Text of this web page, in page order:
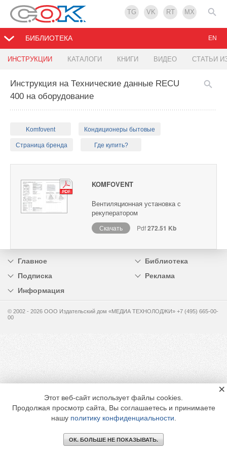
TG VK RT MX
БИБЛИОТЕКА
ИНСТРУКЦИИ КАТАЛОГИ КНИГИ ВИДЕО СТАТЬИ
EN
Инструкция на Технические данные RECU
400 на оборудование
Komfovent Кондиционеры бытовые
Страница бренда Где купить?
KOMFOVENT
Вентиляционная установка с
рекуператором
Скачать Pdf272.51 Kb
Главное
Библиотека
Подписка
Реклама
Информация
© 2002 - 2026 OOO Издательский дом «МЕДИА ТЕХНОЛОДЖИ» +7 (495) 665-00-
00
Этот веб-сайт использует файлы cookies.
Продолжая просмотр сайта, Вы соглашаетесь и принимаете
нашу политику конфиденциальности
ОК. БОЛЬШЕ НЕ ПОКАЗЫВАТЬ.
×